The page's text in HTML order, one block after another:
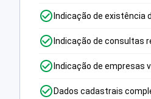
Indicação de existência
Indicação de consultas
Indicação de empresas
Dados cadastrais